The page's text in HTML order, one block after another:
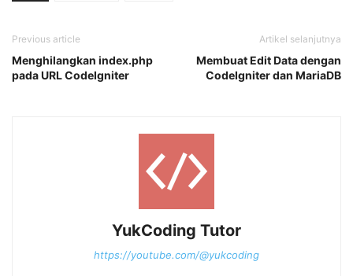
Previous article
Menghilangkan index.php
pada URL CodeIgniter
Artikel selanjutnya
Membuat Edit Data dengan
CodeIgniter dan MariaDB
YukCoding Tutor
https://youtube.com/@yukcoding